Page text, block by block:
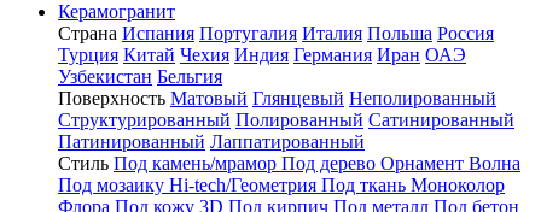
Керамогранит
Страна Испания Португалия Италия Польша Россия
Турция Китай Чехия Индия Германия Иран ОАЭ
Узбекистан Бельгия
Поверхность Матовый Глянцевый Неполированный
Структурированный Полированный Сатинированный
Патинированный Лаппатированный
Стиль Под камень/мрамор Под дерево Орнамент Волна
Под мозаику Hi-tech/Геометрия Под ткань Моноколор
Флора Под кожу 3D Под кирпич Под металл Под бетон